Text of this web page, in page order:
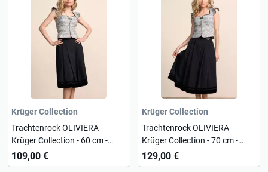
Krüger Collection
Trachtenrock OLIVIERA -
Krüger Collection - 60 cm -
261170-060-0004
109,00 €
Krüger Collection
Trachtenrock OLIVIERA -
Krüger Collection - 70 cm -
261170-070-0004
129,00 €